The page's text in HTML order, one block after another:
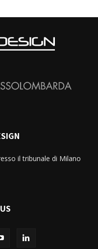
il tribunale di Milano